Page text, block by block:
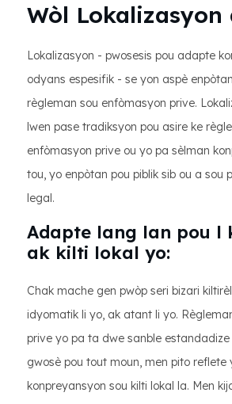
Wòl Lokalizasyon
Lokalizasyon - pwosesis pou adapte
odyans espesifik - se yon aspè
règleman sou enfòmasyon prive.
lwen pase tradiksyon pou asire ke
enfòmasyon prive ou yo pa sèlman
tou, yo enpòtan pou piblik sib ou a sou
legal.
Adapte lang lan pou l
ak kilti lokal yo:
Chak mache gen pwòp seri bizari
idyomatik li yo, ak atant li yo.
prive yo pa ta dwe sanble estandadize
gwosè pou tout moun, men pito reflete
konpreyansyon sou kilti lokal la. Men